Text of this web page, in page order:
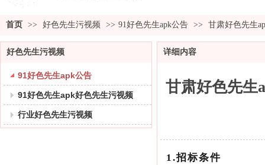
首页 >> 好色先生污视频 >> 91好色先生apk公告 >> 甘肃好色先生
好色先生污视频
91好色先生apk公告
91好色先生apk好色先生污视频
行业好色先生污视频
详细内容
甘肃好色先生
1.招标条件